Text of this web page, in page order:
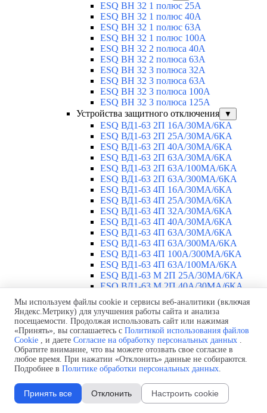
ESQ ВН 32 1 полюс 25А
ESQ ВН 32 1 полюс 40А
ESQ ВН 32 1 полюс 63А
ESQ ВН 32 1 полюс 100A
ESQ ВН 32 2 полюса 40А
ESQ ВН 32 2 полюса 63А
ESQ ВН 32 3 полюса 32А
ESQ ВН 32 3 полюса 63А
ESQ ВН 32 3 полюса 100А
ESQ ВН 32 3 полюса 125А
Устройства защитного отключения
▼
ESQ ВД1-63 2П 16А/30МА/6КА
ESQ ВД1-63 2П 25А/30МА/6КА
ESQ ВД1-63 2П 40А/30МА/6КА
ESQ ВД1-63 2П 63А/30МА/6КА
ESQ ВД1-63 2П 63А/100МА/6КА
ESQ ВД1-63 2П 63А/300МА/6КА
ESQ ВД1-63 4П 16А/30МА/6КА
ESQ ВД1-63 4П 25А/30МА/6КА
ESQ ВД1-63 4П 32А/30МА/6КА
ESQ ВД1-63 4П 40А/30МА/6КА
ESQ ВД1-63 4П 63А/30МА/6КА
ESQ ВД1-63 4П 63А/300МА/6КА
ESQ ВД1-63 4П 100А/300МА/6КА
ESQ ВД1-63 4П 63А/100MA/6КА
ESQ ВД1-63 M 2П 25А/30МА/6КА
ESQ ВД1-63 M 2П 40А/30МА/6КА
ESQ ВД1-63 M 2П 63А/300МА/6КА
Автоматические выключатели ▼
ESQ ВА 47-29 1П 2А
ESQ ВА 47-29 1П 3А
ESQ ВА 47-29 1П 4А
ESQ ВА 47-29 1П 6А
ESQ ВА 47-29 1П 10А
ESQ ВА 47-29 1П 16А
ESQ ВА 47-29 1П 20А
ESQ ВА 47-29 1П 25А
ESQ ВА 47-29 1П 32А
Мы используем файлы cookie и сервисы веб-аналитики (включая
Яндекс.Метрику) для улучшения работы сайта и анализа
посещаемости. Продолжая использовать сайт или нажимая
«Принять», вы соглашаетесь с Политикой использования файлов
Cookie , и даете Согласие на обработку персональных данных .
Обратите внимание, что вы можете отозвать свое согласие в
любое время. При нажатии «Отклонить» данные не собираются.
Подробнее в Политике обработки персональных данных.
Принять все Отклонить Настроить cookie